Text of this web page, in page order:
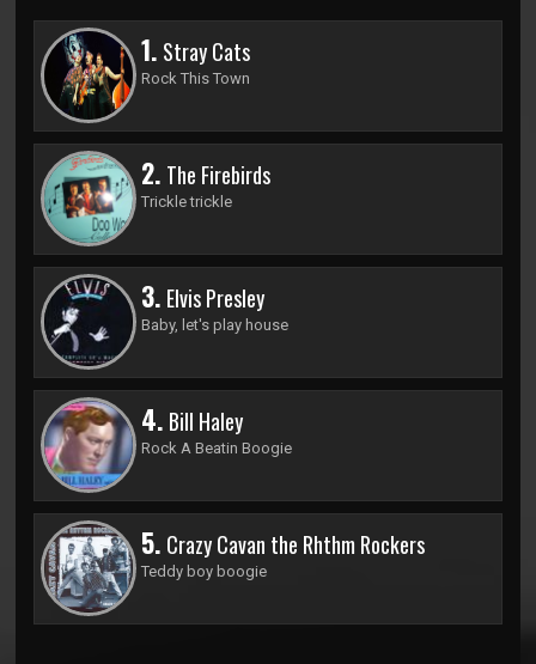
1. Stray Cats
Rock This Town
2. The Firebirds
Trickle trickle
3. Elvis Presley
Baby, let's play house
4. Bill Haley
Rock A Beatin Boogie
5. Crazy Cavan the Rhthm Rockers
Teddy boy boogie